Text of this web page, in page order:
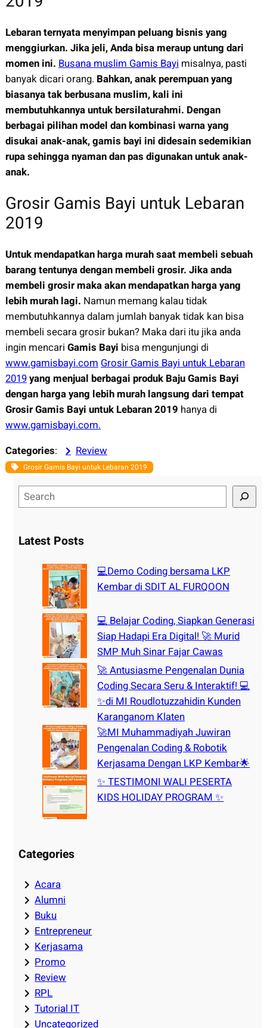
Lebaran ternyata menyimpan peluang bisnis yang
menggiurkan. Jika jeli, Anda bisa meraup untung dari
momen ini. Busana muslim Gamis Bayimisalnya, pasti
banyak dicari orang. Bahkan, anak perempuan yang
biasanya tak berbusana muslim, kali ini
membutuhkannya untuk bersilaturahmi. Dengan
berbagai pilihan model dan kombinasi warna yang
disukai anak-anak, gamis bayi ini didesain sedemikian
rupa sehingga nyaman dan pas digunakan untuk anak-
anak.
Grosir Gamis Bayi untuk Lebaran
2019
Untuk mendapatkan harga murah saat membeli sebuah
barang tentunya dengan membeli grosir. Jika anda
membeli grosir maka akan mendapatkan harga yang
lebih murah lagi. Namun memang kalau tidak
membutuhkannya dalam jumlah banyak tidak kan bisa
membeli secara grosir bukan? Maka dari itu jika anda
ingin mencari Gamis Bayi bisa mengunjungi di
www.gamisbayi.com Grosir Gamis Bayi untuk Lebaran
2019yang menjual berbagai produk Baju Gamis Bayi
dengan harga yang lebih murah langsung dari tempat
Grosir Gamis Bayi untuk Lebaran 2019 hanya di
www.gamisbayi.com.
Categories: Review
Grosir Gamis Bayi untuk Lebaran 2019
e
rLatest Posts
💻Demo Coding bersama LKP
Kembar di SDIT AL FURQOON
💻 Belajar Coding, Siapkan Generasi
Siap Hadapi Era Digital! 🚀 Murid
SMP Muh Sinar Fajar Cawas
🚀 Antusiasme Pengenalan Dunia
Coding Secara Seru & Interaktif! 💻
✨di MI Roudlotuzzahidin Kunden
Karanganom Klaten
🚀MI Muhammadiyah Juwiran
Pengenalan Coding & Robotik
Kerjasama Dengan LKP Kembar🌟
✨ TESTIMONI WALI PESERTA
KIDS HOLIDAY PROGRAM ✨
Categories
Acara
Alumni
Buku
Entrepreneur
Kerjasama
Promo
Review
RPL
Tutorial IT
Uncategorized